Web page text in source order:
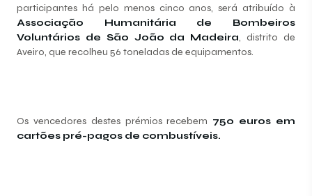
participantes há pelo menos cinco anos, será atribuído à
Associação Humanitária de Bombeiros
Voluntários de São João da Madeira, distrito de
Aveiro, que recolheu 56 toneladas de equipamentos.
Os vencedores destes prémios recebem 750 euros em
cartões pré-pagos de combustíveis.